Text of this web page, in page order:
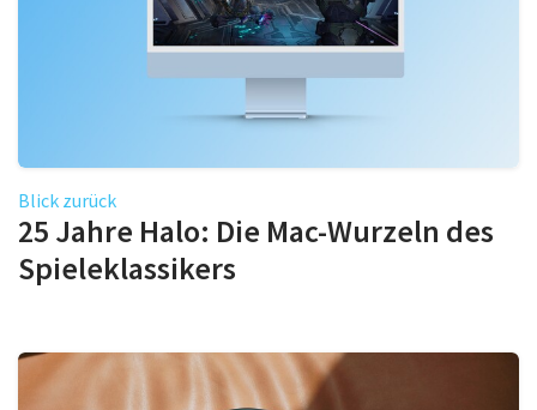
Blick zurück
25 Jahre Halo: Die Mac-Wurzeln des
Spieleklassikers